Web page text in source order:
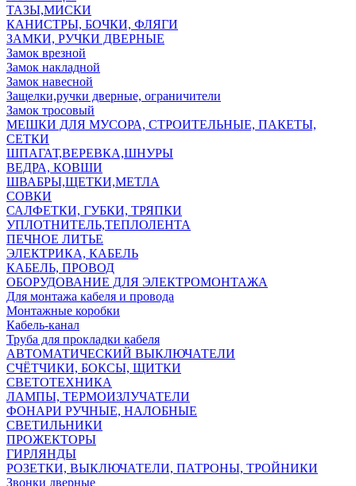
ТАЗЫ,МИСКИ
КАНИСТРЫ, БОЧКИ, ФЛЯГИ
ЗАМКИ, РУЧКИ ДВЕРНЫЕ
Замок врезной
Замок накладной
Замок навесной
Защелки,ручки дверные, ограничители
Замок тросовый
МЕШКИ ДЛЯ МУСОРА, СТРОИТЕЛЬНЫЕ, ПАКЕТЫ,
СЕТКИ
ШПАГАТ,ВЕРЕВКА,ШНУРЫ
ВЕДРА, КОВШИ
ШВАБРЫ,ЩЕТКИ,МЕТЛА
СОВКИ
САЛФЕТКИ, ГУБКИ, ТРЯПКИ
УПЛОТНИТЕЛЬ,ТЕПЛОЛЕНТА
ПЕЧНОЕ ЛИТЬЕ
ЭЛЕКТРИКА, КАБЕЛЬ
КАБЕЛЬ, ПРОВОД
ОБОРУДОВАНИЕ ДЛЯ ЭЛЕКТРОМОНТАЖА
Для монтажа кабеля и провода
Монтажные коробки
Кабель-канал
Труба для прокладки кабеля
АВТОМАТИЧЕСКИЙ ВЫКЛЮЧАТЕЛИ
СЧЁТЧИКИ, БОКСЫ, ЩИТКИ
СВЕТОТЕХНИКА
ЛАМПЫ, ТЕРМОИЗЛУЧАТЕЛИ
ФОНАРИ РУЧНЫЕ, НАЛОБНЫЕ
СВЕТИЛЬНИКИ
ПРОЖЕКТОРЫ
ГИРЛЯНДЫ
РОЗЕТКИ, ВЫКЛЮЧАТЕЛИ, ПАТРОНЫ, ТРОЙНИКИ
Звонки дверные